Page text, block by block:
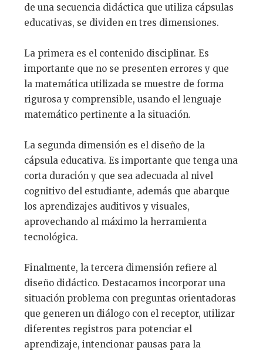
de una secuencia didáctica que utiliza cápsulas
educativas, se dividen en tres dimensiones.
La primera es el contenido disciplinar. Es
importante que no se presenten errores y que
la matemática utilizada se muestre de forma
rigurosa y comprensible, usando el lenguaje
matemático pertinente a la situación.
La segunda dimensión es el diseño de la
cápsula educativa. Es importante que tenga una
corta duración y que sea adecuada al nivel
cognitivo del estudiante, además que abarque
los aprendizajes auditivos y visuales,
aprovechando al máximo la herramienta
tecnológica.
Finalmente, la tercera dimensión refiere al
diseño didáctico. Destacamos incorporar una
situación problema con preguntas orientadoras
que generen un diálogo con el receptor, utilizar
diferentes registros para potenciar el
aprendizaje, intencionar pausas para la